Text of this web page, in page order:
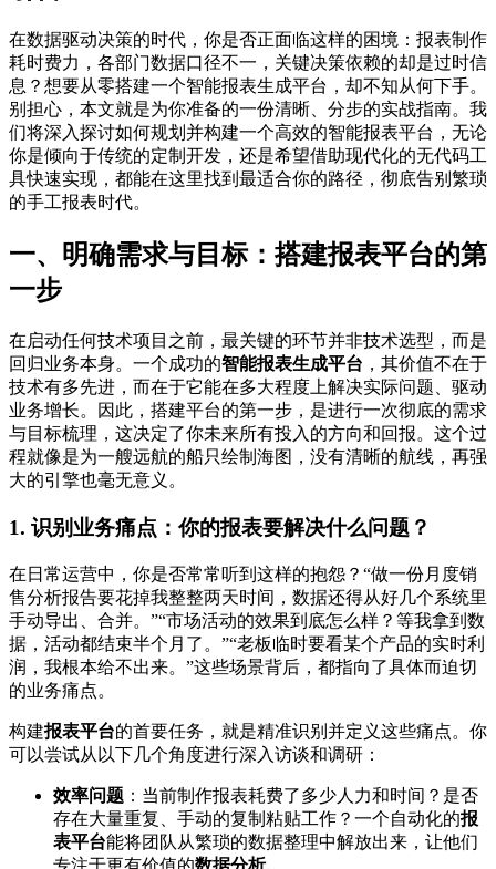
在数据驱动决策的时代，你是否正面临这样的困境：报表制作
耗时费力，各部门数据口径不一，关键决策依赖的却是过时信
息？想要从零搭建一个智能报表生成平台，却不知从何下手。
别担心，本文就是为你准备的一份清晰、分步的实战指南。我
们将深入探讨如何规划并构建一个高效的智能报表平台，无论
你是倾向于传统的定制开发，还是希望借助现代化的无代码工
具快速实现，都能在这里找到最适合你的路径，彻底告别繁琐
的手工报表时代。
一、明确需求与目标：搭建报表平台的第
一步
在启动任何技术项目之前，最关键的环节并非技术选型，而是
回归业务本身。一个成功的智能报表生成平台 ，其价值不在于
技术有多先进，而在于它能在多大程度上解决实际问题、驱动
业务增长。因此，搭建平台的第一步，是进行一次彻底的需求
与目标梳理，这决定了你未来所有投入的方向和回报。这个过
程就像是为一艘远航的船只绘制海图，没有清晰的航线，再强
大的引擎也毫无意义。
1. 识别业务痛点：你的报表要解决什么问题？
在日常运营中，你是否常常听到这样的抱怨？“做一份月度销
售分析报告要花掉我整整两天时间，数据还得从好几个系统里
手动导出、合并。”“市场活动的效果到底怎么样？等我拿到数
据，活动都结束半个月了。”“老板临时要看某个产品的实时利
润，我根本给不出来。”这些场景背后，都指向了具体而迫切
的业务痛点。
构建报表平台的首要任务，就是精准识别并定义这些痛点。你
可以尝试从以下几个角度进行深入访谈和调研：
效率问题 ：当前制作报表耗费了多少人力和时间？是否
存在大量重复、手动的复制粘贴工作？一个自动化的报
表平台能将团队从繁琐的数据整理中解放出来，让他们
专注于更有价值的数据分析。